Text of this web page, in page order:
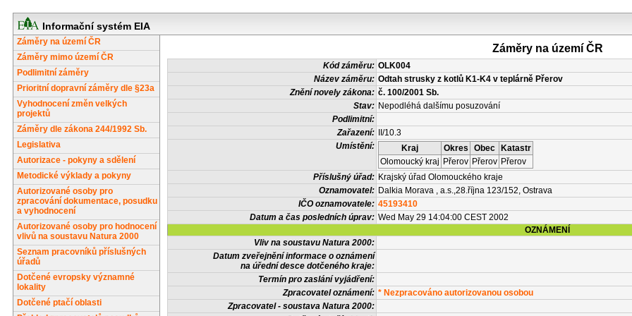
Informační systém EIA
Záměry na území ČR
Záměry mimo území ČR
Podlimitní záměry
Prioritní dopravní záměry dle §23a
Vyhodnocení změn velkých
projektů
Záměry dle zákona 244/1992 Sb.
Legislativa
Autorizace - pokyny a sdělení
Metodické výklady a pokyny
Autorizované osoby pro
zpracování dokumentace, posudku
a vyhodnocení
Autorizované osoby pro hodnocení
vlivů na soustavu Natura 2000
Seznam pracovníků příslušných
úřadů
Dotčené evropsky významné
lokality
Dotčené ptačí oblasti
Záměry na území ČR
Kód záměru: OLK004
Název záměru: Odtah strusky z kotlů K1-K4 v teplárně Přerov
Znění novely zákona: č. 100/2001 Sb.
Stav: Nepodléhá dalšímu posuzování
Podlimitní:
Zařazení:
II/10.3
Umístění:
Kraj Okres Obec
Katastr
Olomoucký kraj Přerov Přerov Přerov
Příslušný úřad: Krajský úřad Olomouckého kraje
Oznamovatel: Dalkia Morava , a.s.,28.října 123/152, Ostrava
IČO oznamovatele: 45193410
Datum a čas posledních úprav: Wed May 29 14:04:00 CEST 2002
OZNÁMENÍ
Vliv na soustavu Natura 2000:
Datum zveřejnění informace o oznámení
na úřední desce dotčeného kraje:
Termín pro zaslání vyjádření:
Zpracovatel oznámení: * Nezpracováno autorizovanou osobou
Zpracovatel - soustava Natura 2000: